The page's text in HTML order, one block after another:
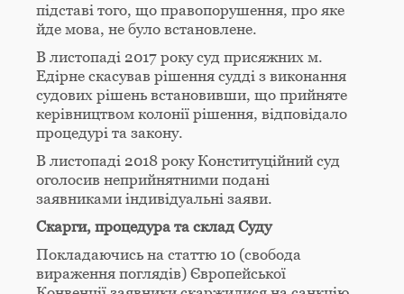
підставі того, що правопорушення, про яке
йде мова, не було встановлене.
В листопаді 2017 року суд присяжних м.
Едірне скасував рішення судді з виконання
судових рішень встановивши, що прийняте
керівництвом колонії рішення, відповідало
процедурі та закону.
В листопаді 2018 року Конституційний суд
оголосив неприйнятними подані
заявниками індивідуальні заяви.
Скарги, процедура та склад Суду
Покладаючись на статтю 10 (свобода
вираження поглядів) Європейської